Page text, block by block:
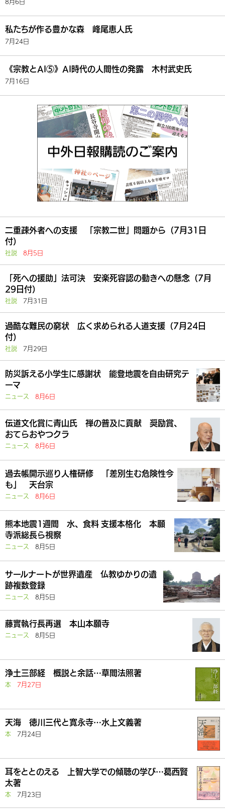
私たちが作る豊かな森 峰尾恵人氏
7月24日
《宗教とAI⑤》AI時代の人間性の発露 木村武史氏
7月16日
二重疎外者への支援 「宗教二世」問題から（7月31日
付）
社説 8月5日
「死への援助」法可決 安楽死容認の動きへの懸念（7月
29日付）
社説 7月31日
過酷な難民の窮状 広く求められる人道支援（7月24日
付）
社説 7月29日
防災訴える小学生に感謝状 能登地震を自由研究テ
ーマ
ニュース 8月6日
伝道文化賞に青山氏 禅の普及に貢献 奨励賞、
おてらおやつクラ
ニュース 8月6日
過去帳開示巡り人権研修 「差別生む危険性今
も」 天台宗
ニュース 8月6日
熊本地震1週間 水、食料 支援本格化 本願
寺派総長ら視察
ニュース 8月5日
サールナートが世界遺産 仏教ゆかりの遺
跡複数登録
ニュース 8月5日
藤實執行長再選 本山本願寺
ニュース 8月5日
浄土三部経 概説と余話…草間法照著
本 7月27日
天海 徳川三代と寛永寺…水上文義著
本 7月24日
耳をととのえる 上智大学での傾聴の学び…葛西賢
太著
本 7月23日